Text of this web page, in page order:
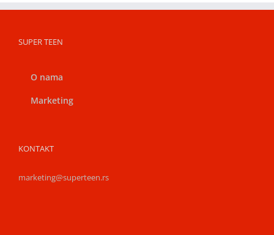
SUPER TEEN
O nama
Marketing
KONTAKT
marketing@superteen.rs